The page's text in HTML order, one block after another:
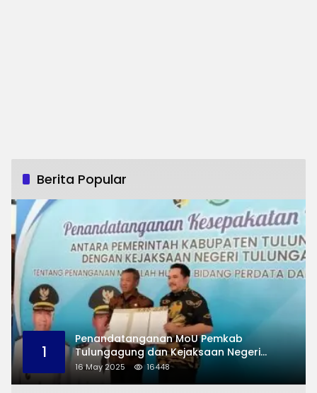
Berita Popular
1
Penandatanganan MoU Pemkab
Tulungagung dan Kejaksaan Negeri
Permasalahan Hukum
16 May 2025 16448